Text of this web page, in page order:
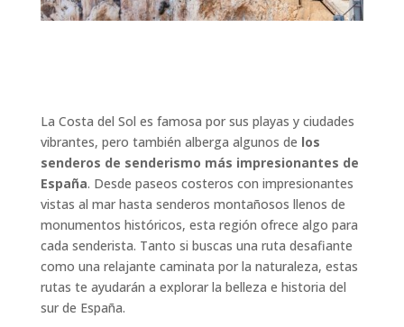
La Costa del Sol es famosa por sus playas y ciudades
vibrantes, pero también alberga algunos de los
senderos de senderismo más impresionantes de
España. Desde paseos costeros con impresionantes
vistas al mar hasta senderos montañosos llenos de
monumentos históricos, esta región ofrece algo para
cada senderista. Tanto si buscas una ruta desafiante
como una relajante caminata por la naturaleza, estas
rutas te ayudarán a explorar la belleza e historia del
sur de España.